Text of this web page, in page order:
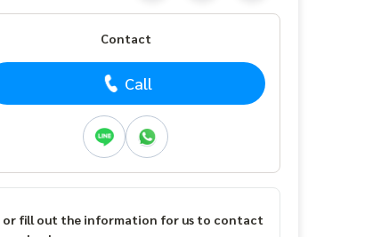
Contact
Call
or fill out the information for us to contact